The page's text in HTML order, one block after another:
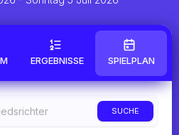
ERGEBNISSE SPIELPLAN
SUCHE